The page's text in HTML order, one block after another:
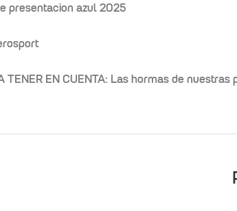
presentacion azul 2025
TENER EN CUENTA: Las hormas de